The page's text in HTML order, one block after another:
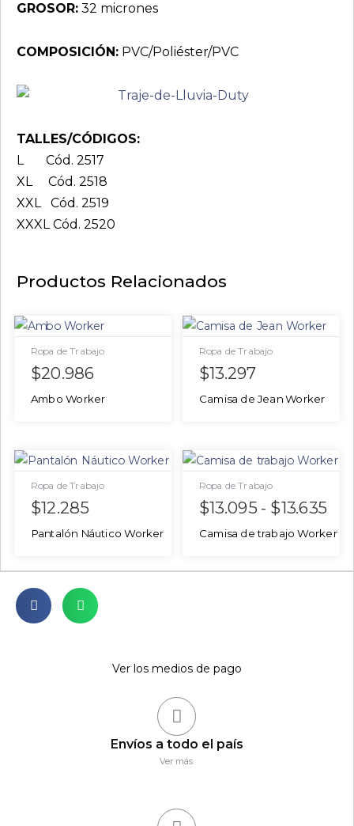
GROSOR: 32 micrones
COMPOSICIÓN: PVC/Poliéster/PVC
TALLES/CÓDIGOS:
L Cód. 2517
XL Cód. 2518
XXL Cód. 2519
XXXL Cód. 2520
Productos Relacionados
Ropa de Trabajo
$20.986
Ambo Worker
Ropa de Trabajo
$13.297
Camisa de Jean Worker
Ropa de Trabajo
$12.285
Pantalón Náutico Worker
Ropa de Trabajo
$13.095 - $13.635
Camisa de trabajo Worker
Ver los medios de pago
Envíos a todo el país
Ver más.